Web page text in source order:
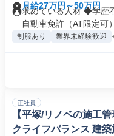
月給27万円～50万円
求めている人材 ◆学歴
自動車免許（AT限定可
制服あり 業界未経験歓迎
正社員
【平塚/リノベの施工
クライフバランス 建築